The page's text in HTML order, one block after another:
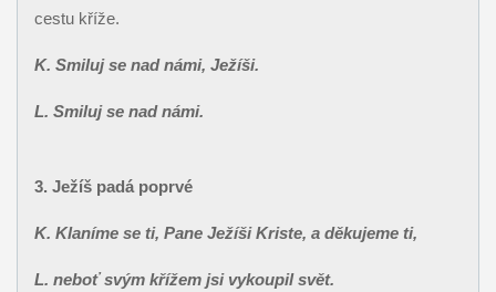
cestu kříže.
K. Smiluj se nad námi, Ježíši.
L. Smiluj se nad námi.
3. Ježíš padá poprvé
K. Klaníme se ti, Pane Ježíši Kriste, a děkujeme ti,
L. neboť svým křížem jsi vykoupil svět.